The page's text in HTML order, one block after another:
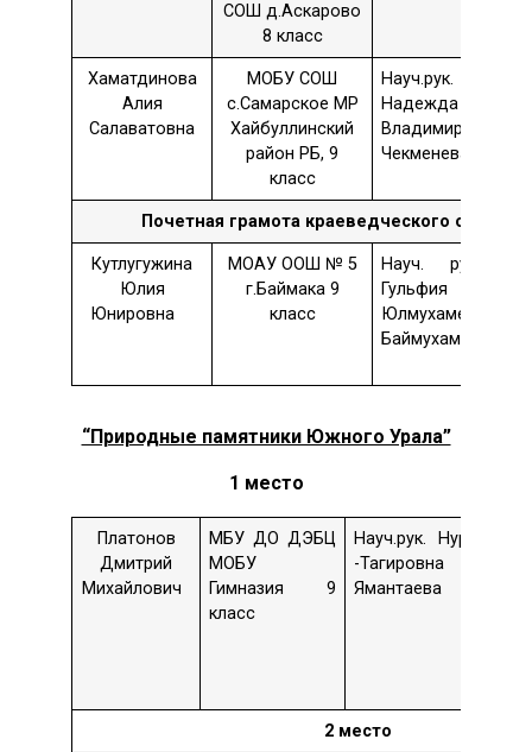
СОШ д.Аскарово
8 класс
Хаматдинова
Алия
Салаватовна
МОБУ СОШ
с.Самарское МР
Хайбуллинский
район РБ, 9
класс
Науч.рук. —
Надежда
Владимировна
Чекменева
Почетная грамота краеведческого
Кутлугужина
Юлия
Юнировна
МОАУ ООШ № 5
г.Баймака 9
класс
Науч. рук. –
Гульфия
Юлмухаметовна
Баймухаметова
“Природные памятники Южного Урала”
1 место
Платонов
Дмитрий
Михайлович
МБУ ДО ДЭБЦ
МОБУ
Гимназия 9
класс
Науч.рук. Нурия
-Тагировна
Ямантаева
2 место